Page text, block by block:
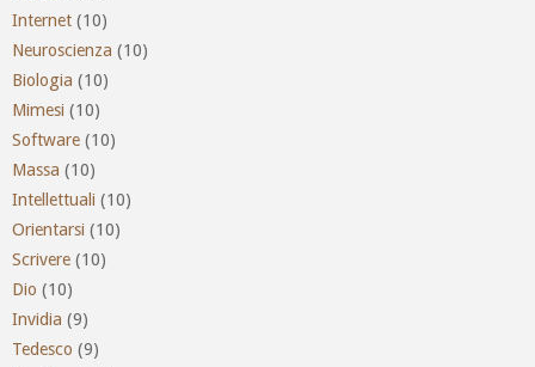
Internet (10)
Neuroscienza (10)
Biologia (10)
Mimesi (10)
Software (10)
Massa (10)
Intellettuali (10)
Orientarsi (10)
Scrivere (10)
Dio (10)
Invidia (9)
Tedesco (9)